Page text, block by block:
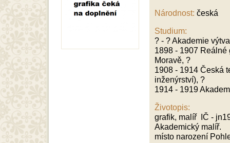
Národnost: česká
Studium:
? - ? Akademie
1898 - 1907 Reálné
Moravě, ?
1908 - 1914 Česká
inženýrství), ?
1914 - 1919
Životopis:
grafik, malíř IČ -
Akademický malíř.
místo narození